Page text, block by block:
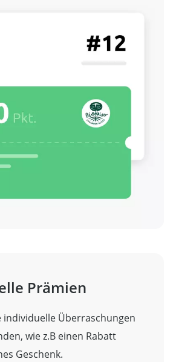
Prämien
individuelle Überraschungen
wie z.B einen Rabatt
Geschenk.